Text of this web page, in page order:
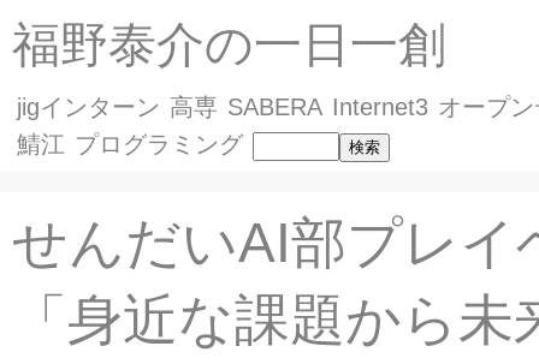
福野泰介の一日一創
jigインターン 高専 SABERA Internet3 オープ
鯖江 プログラミング
せんだいAI部プレイ
「身近な課題から